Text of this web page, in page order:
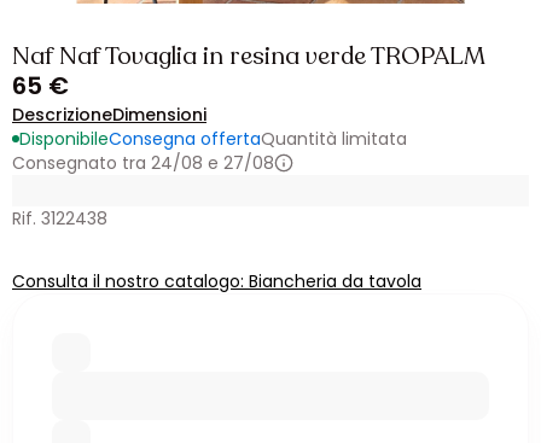
Naf Naf Tovaglia in resina verde TROPALM
65 €
DescrizioneDimensioni
DisponibileConsegna offertaQuantità limitata
Consegnato tra 24/08 e 27/08
Rif. 3122438
Consulta il nostro catalogo: Biancheria da tavola